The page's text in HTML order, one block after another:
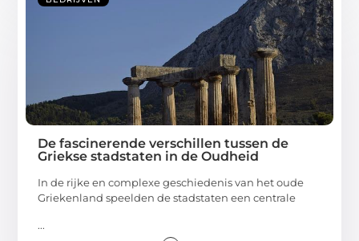
De fascinerende verschillen tussen de
Griekse stadstaten in de Oudheid
In de rijke en complexe geschiedenis van het oude
Griekenland speelden de stadstaten een centrale
...